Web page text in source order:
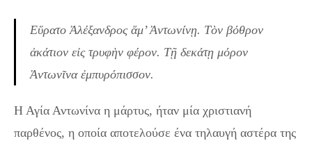
Εὕρατο Ἀλέξανδρος ἅμ’ Ἀντωνίνῃ. Τὸν βόθρον
ἀκάτιον εἰς τρυφὴν φέρον. Τῇ δεκάτῃ μόρον
Ἀντωνῖνα ἐμπυρόπισσον.
Η Αγία Αντωνίνα η μάρτυς, ήταν μία χριστιανή
παρθένος, η οποία αποτελούσε ένα τηλαυγή αστέρα της